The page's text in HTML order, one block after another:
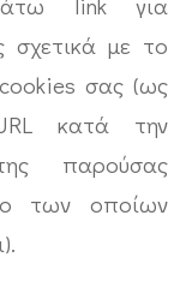
σχετικά με το
σας (ως
κατά την
παρούσας
των οποίων